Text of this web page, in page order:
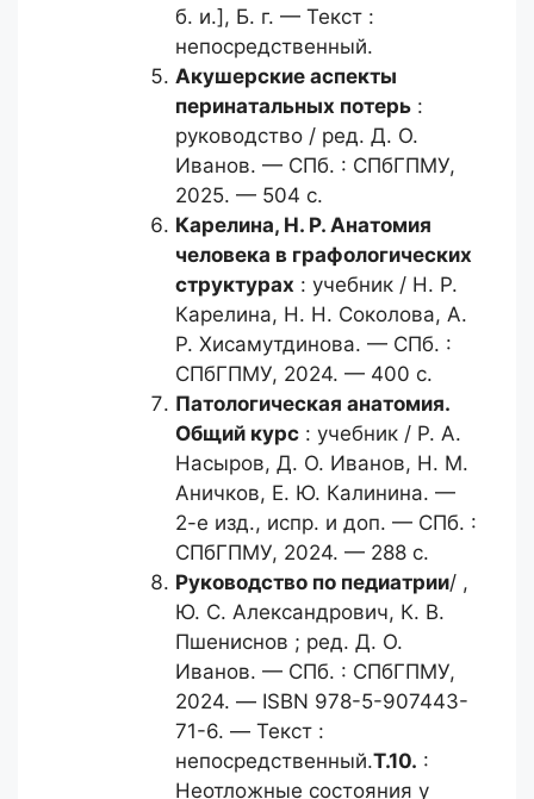
б. и.], Б. г. — Текст :
непосредственный.
Акушерские аспекты
перинатальных потерь :
руководство / ред. Д. О.
Иванов. — СПб. : СПбГПМУ,
2025. — 504 с.
Карелина, Н. Р. Анатомия
человека в графологических
структурах : учебник / Н. Р.
Карелина, Н. Н. Соколова, А.
Р. Хисамутдинова. — СПб. :
СПбГПМУ, 2024. — 400 с.
Патологическая анатомия.
Общий курс : учебник / Р. А.
Насыров, Д. О. Иванов, Н. М.
Аничков, Е. Ю. Калинина. —
2-е изд., испр. и доп. — СПб. :
СПбГПМУ, 2024. — 288 с.
Руководство по педиатрии/ ,
Ю. С. Александрович, К. В.
Пшениснов ; ред. Д. О.
Иванов. — СПб. : СПбГПМУ,
2024. — ISBN 978-5-907443-
71-6. — Текст :
непосредственный.Т.10. :
Неотложные состояния у